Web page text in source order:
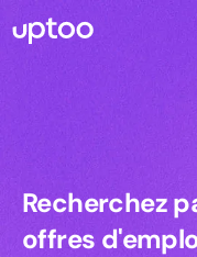
Recherchez
Recherchez
offres